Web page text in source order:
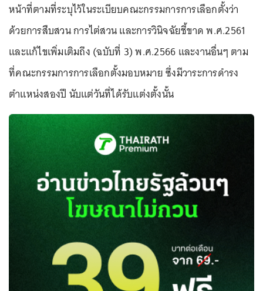
หน้าที่ตามที่ระบุไว้ในระเบียบคณะกรรมการการเลือกตั้งว่า
ด้วยการสืบสวน การไต่สวน และการวินิจฉัยชี้ขาด พ.ศ.2561
และแก้ไขเพิ่มเติมถึง (ฉบับที่ 3) พ.ศ.2566 และงานอื่นๆ ตาม
ที่คณะกรรมการการเลือกตั้งมอบหมาย ซึ่งมีวาระการดำรง
ตำแหน่งสองปี นับแต่วันที่ได้รับแต่งตั้งนั้น